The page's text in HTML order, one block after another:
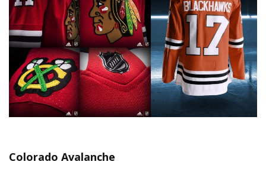
Colorado Avalanche